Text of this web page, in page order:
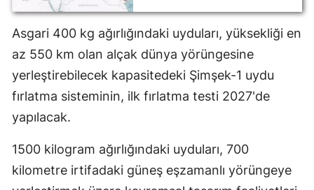
Asgari 400 kg ağırlığındaki uyduları, yüksekliği en
az 550 km olan alçak dünya yörüngesine
yerleştirebilecek kapasitedeki Şimşek-1 uydu
fırlatma sisteminin, ilk fırlatma testi 2027'de
yapılacak.
1500 kilogram ağırlığındaki uyduları, 700
kilometre irtifadaki güneş eşzamanlı yörüngeye